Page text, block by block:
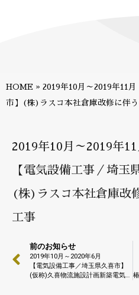
HOME » 2019年10月～2019年11
市】(株)ラスコ本社倉庫改修に伴
2019年10月～2019年11
【電気設備工事／埼玉
(株)ラスコ本社倉庫改
工事
前のお知らせ
2019年10月～2020年6月
【電気設備工事／埼玉県久喜市】
(仮称)久喜物流施設計画新築電気設備工事